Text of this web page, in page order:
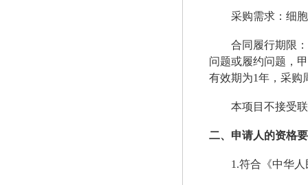
采购需求：细
合同履行期限
问题或履约问题，
有效期为1年，采购
本项目 不接受
二、申请人的资格
1.符合《中华